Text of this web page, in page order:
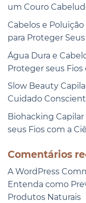
um Couro
Cabelos e
para Proteger
Água Dura e
Proteger seus Fios
Slow Beauty
Cuidado
Biohacking Capilar
seus Fios com a
Comentários
A WordPress
Entenda como
Produtos Naturais